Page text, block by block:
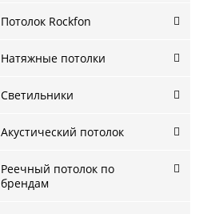
Потолок Rockfon
Натяжные потолки
Светильники
Акустический потолок
Реечный потолок по
брендам